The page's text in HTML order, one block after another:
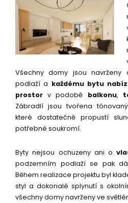
Všechny domy jsou navrženy
podlaží a každému bytu
prostor v podobě balkonu,
Zábradlí jsou tvořena
které dostatečně propustí
potřebné soukromí.
Byty nejsou ochuzeny ani o
podzemním podlaží se pak
Během realizace projektu byl
styl a dokonalé splynutí s
všechny domy navrženy ve